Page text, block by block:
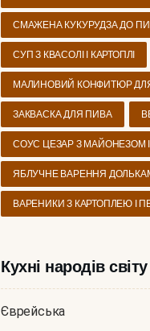
СМАЖЕНА КУКУРУДЗА ДО
СУП З КВАСОЛІ І КАРТОПЛІ
МАЛИНОВИЙ КОНФИТЮР
ЗАКВАСКА ДЛЯ ПИВА
СОУС ЦЕЗАР З МАЙОНЕЗОМ
ЯБЛУЧНЕ ВАРЕННЯ
ВАРЕНИКИ З КАРТОПЛЕЮ І
Кухні народів світу
Єврейська